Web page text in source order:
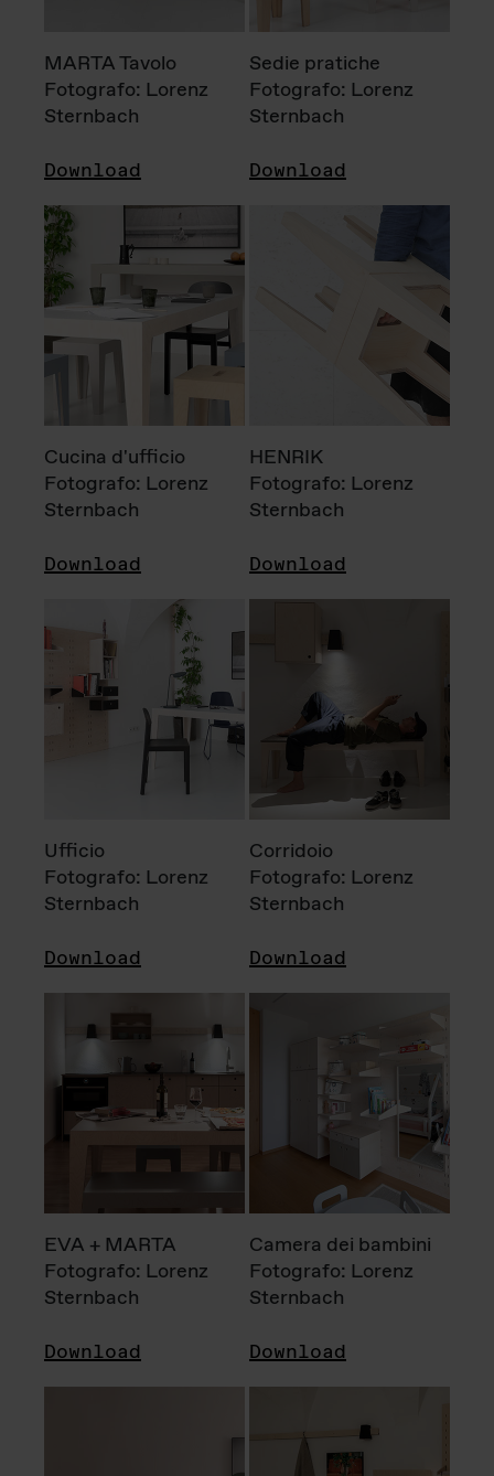
MARTA Tavolo
Fotografo: Lorenz
Sternbach
Download
Sedie pratiche
Fotografo: Lorenz
Sternbach
Download
Cucina d'ufficio
Fotografo: Lorenz
Sternbach
Download
HENRIK
Fotografo: Lorenz
Sternbach
Download
Ufficio
Fotografo: Lorenz
Sternbach
Download
Corridoio
Fotografo: Lorenz
Sternbach
Download
EVA + MARTA
Fotografo: Lorenz
Sternbach
Download
Camera dei bambini
Fotografo: Lorenz
Sternbach
Download